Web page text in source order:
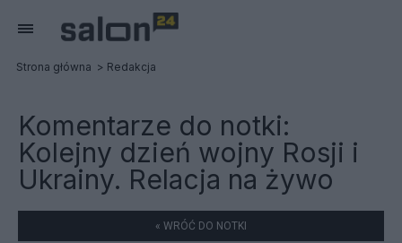
Strona główna Redakcja
Komentarze do notki:
Kolejny dzień wojny Rosji i
Ukrainy. Relacja na żywo
« WRÓĆ DO NOTKI